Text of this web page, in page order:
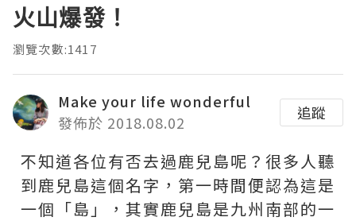
火山爆發！
瀏覽次數:1417
Make your life wonderful
發佈於 2018.08.02
追蹤
不知道各位有否去過鹿兒島呢？很多人聽
到鹿兒島這個名字，第一時間便認為這是
一個「島」，其實鹿兒島是九州南部的一